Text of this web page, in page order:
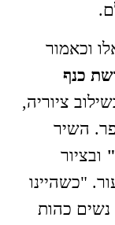
וכאמור
כנף
ציוריה,
השיר
ובציור
"כשהיינו
נשים כהות